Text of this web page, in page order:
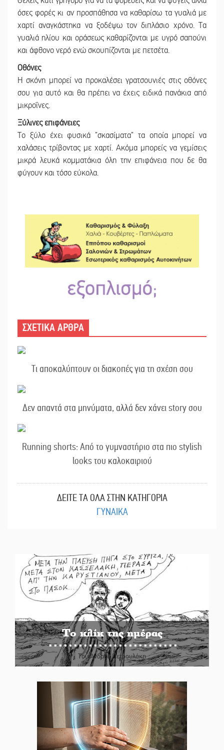
όσες φορές κι αν προσπάθησα να καθαρίσω τα γυαλιά με
χαρτί αναγκάστηκα να ξοδέψω τον διπλάσιο χρόνο. Τα
γυαλιά ηλίου και οράσεως καθαρίζονται με υγρό σαπούνι
και άφθονο νερό ενώ σκουπίζονται με πετσέτα.
Οθόνες
Η σκόνη μπορεί να προκαλέσει γρατσουνιές στις οθόνες
σου για αυτό και θα πρέπει να έχεις ειδικά πανάκια από
μικροΐνες.
Ξύλινες επιφάνειες
Το ξύλο έχει φυσικά ”σκασίματα” τα οποία μπορεί να
χαλάσεις τρίβοντας με χαρτί. Ακόμα μπορείς να γεμίσεις
μικρά λευκά κομματάκια όλη την επιφάνεια που δε θα
φύγουν και τόσο εύκολα.
ΣΧΕΤΙΚΑ ΑΡΘΡΑ
Τι αποκαλύπτουν οι διακοπές για τη σχέση σου
Δεν απαντά στα μηνύματα, αλλά δεν χάνει story σου
Running shorts: Από το γυμναστήριο στα πιο stylish
looks του καλοκαιριού
ΔΕΙΤΕ ΤΑ ΟΛΑ ΣΤΗΝ ΚΑΤΗΓΟΡΙΑ
ΓΥΝΑΙΚΑ
Το κλίκ της ημέρας
Του Ανδρέα Πετρουλάκη